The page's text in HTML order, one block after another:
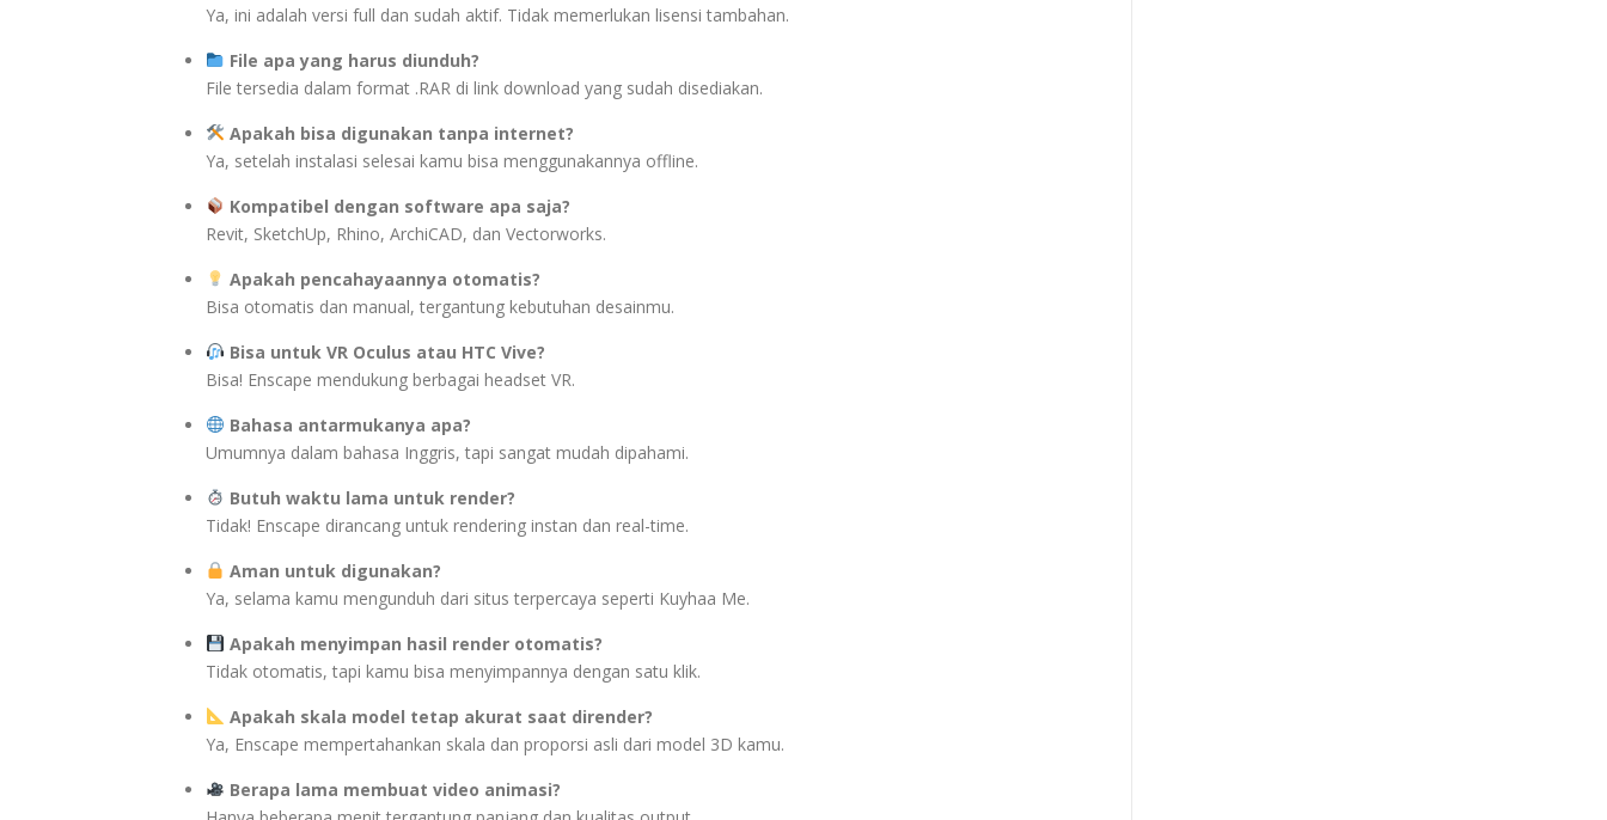
Ya, ini adalah versi full dan sudah aktif. Tidak memerlukan lisensi tambahan.
File apa yang harus diunduh?
File tersedia dalam format .RAR di link download yang sudah disediakan.
Apakah bisa digunakan tanpa internet?
Ya, setelah instalasi selesai kamu bisa menggunakannya offline.
Kompatibel dengan software apa saja?
Revit, SketchUp, Rhino, ArchiCAD, dan Vectorworks.
Apakah pencahayaannya otomatis?
Bisa otomatis dan manual, tergantung kebutuhan desainmu.
Bisa untuk VR Oculus atau HTC Vive?
Bisa! Enscape mendukung berbagai headset VR.
Bahasa antarmukanya apa?
Umumnya dalam bahasa Inggris, tapi sangat mudah dipahami.
Butuh waktu lama untuk render?
Tidak! Enscape dirancang untuk rendering instan dan real-time.
Aman untuk digunakan?
Ya, selama kamu mengunduh dari situs terpercaya seperti Kuyhaa Me.
Apakah menyimpan hasil render otomatis?
Tidak otomatis, tapi kamu bisa menyimpannya dengan satu klik.
Apakah skala model tetap akurat saat dirender?
Ya, Enscape mempertahankan skala dan proporsi asli dari model 3D kamu.
Berapa lama membuat video animasi?